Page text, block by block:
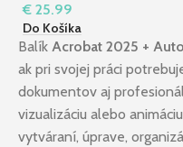
Windows
€ 25.99
Do Košíka
Balík Acrobat 2025 +
ak pri svojej práci
dokumentov aj
vizualizáciu alebo
vytváraní, úprave,